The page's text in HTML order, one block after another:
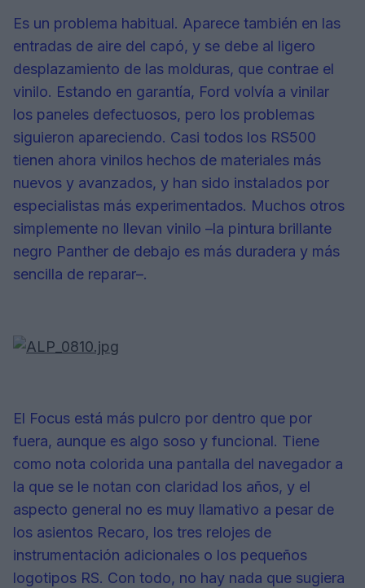
Es un problema habitual. Aparece también en las
entradas de aire del capó, y se debe al ligero
desplazamiento de las molduras, que contrae el
vinilo. Estando en garantía, Ford volvía a vinilar
los paneles defectuosos, pero los problemas
siguieron apareciendo. Casi todos los RS500
tienen ahora vinilos hechos de materiales más
nuevos y avanzados, y han sido instalados por
especialistas más experimentados. Muchos otros
simplemente no llevan vinilo –la pintura brillante
negro Panther de debajo es más duradera y más
sencilla de reparar–.
El Focus está más pulcro por dentro que por
fuera, aunque es algo soso y funcional. Tiene
como nota colorida una pantalla del navegador a
la que se le notan con claridad los años, y el
aspecto general no es muy llamativo a pesar de
los asientos Recaro, los tres relojes de
instrumentación adicionales o los pequeños
logotipos RS. Con todo, no hay nada que sugiera